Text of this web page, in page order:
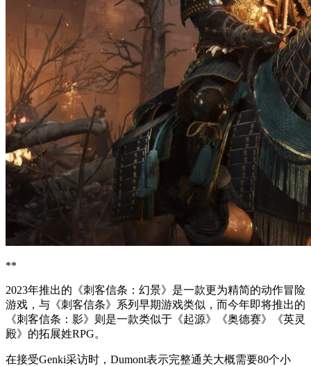
**
2023年推出的《刺客信条：幻景》是一款更为精简的动作冒险
游戏，与《刺客信条》系列早期游戏类似，而今年即将推出的
《刺客信条：影》则是一款类似于《起源》《奥德赛》《英灵
殿》的拓展姓RPG。
在接受Genki采访时，Dumont表示完整通关大概需要80个小